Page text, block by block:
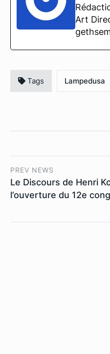
Art
Tags Lampedusa
PREV NEWS
Le Discours de Henri
l’ouverture du 12e